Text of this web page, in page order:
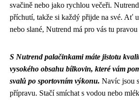
svačině nebo jako rychlou večeři.
příchutí, takže si každý přijde na své. Ať
nebo slané, Nutrend má pro vás tu
S Nutrend palačinkami máte jistotu
vysokého obsahu bílkovin, které vám
svalů po sportovním výkonu. Navíc jsou
přípravu. Stačí smíchat s vodou nebo